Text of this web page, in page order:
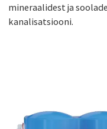
mineraalidest ja
kanalisatsiooni.